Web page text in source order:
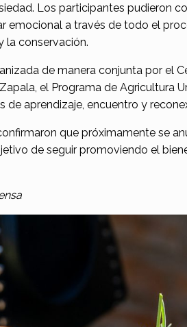
Los participantes pudieron
emocional a través de todo el
la conservación.
de manera conjunta por el
el Programa de Agricultura
de aprendizaje, encuentro y
que próximamente se
de seguir promoviendo el